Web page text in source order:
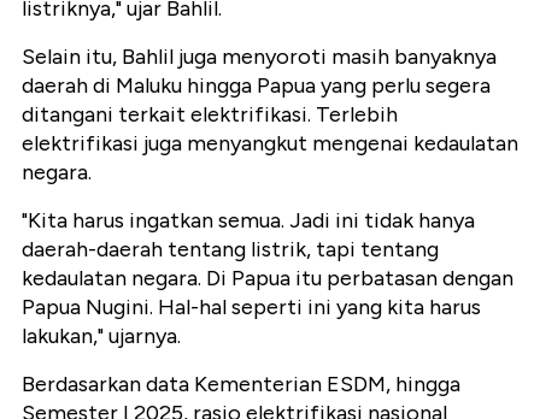
listriknya," ujar Bahlil.
Selain itu, Bahlil juga menyoroti masih banyaknya
daerah di Maluku hingga Papua yang perlu segera
ditangani terkait elektrifikasi. Terlebih
elektrifikasi juga menyangkut mengenai kedaulatan
negara.
"Kita harus ingatkan semua. Jadi ini tidak hanya
daerah-daerah tentang listrik, tapi tentang
kedaulatan negara. Di Papua itu perbatasan dengan
Papua Nugini. Hal-hal seperti ini yang kita harus
lakukan," ujarnya.
Berdasarkan data Kementerian ESDM, hingga
Semester I 2025, rasio elektrifikasi nasional